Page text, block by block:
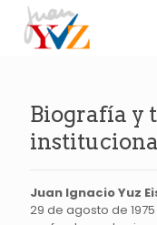
Biografía y
Juan Ignacio Yuz
29 de agosto de